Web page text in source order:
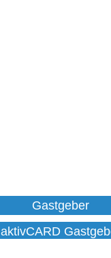
Gastgeber
aktivCARD